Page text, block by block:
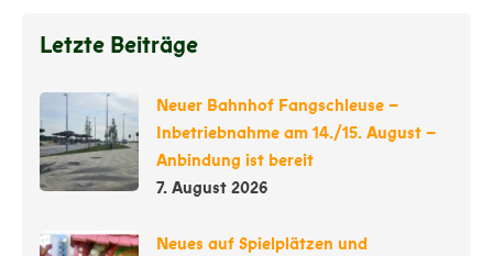
Letzte Beiträge
Neuer Bahnhof Fangschleuse –
Inbetriebnahme am 14./15. August –
Anbindung ist bereit
7. August 2026
Neues auf Spielplätzen und